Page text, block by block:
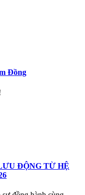
Đồng
ĐỘNG TỪ HỆ